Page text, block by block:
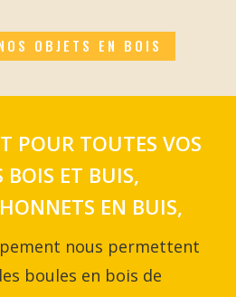
OBJETS EN BOIS
POUR TOUTES VOS
BOIS ET BUIS,
EN BUIS,
nous permettent
boules en bois de